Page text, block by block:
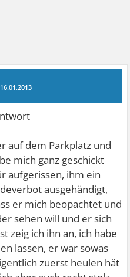
16.01.2013
auf dem Parkplatz und
mich ganz geschickt
aufgerissen, ihm ein
ausgehändigt,
er mich beopachtet und
sehen will und er sich
zeig ich ihn an, ich habe
lassen, er war sowas
zuerst heulen hät